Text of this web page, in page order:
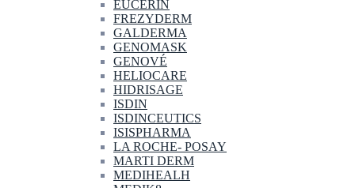
EUCERIN
FREZYDERM
GALDERMA
GENOMASK
GENOVÉ
HELIOCARE
HIDRISAGE
ISDIN
ISDINCEUTICS
ISISPHARMA
LA ROCHE- POSAY
MARTI DERM
MEDIHEALH